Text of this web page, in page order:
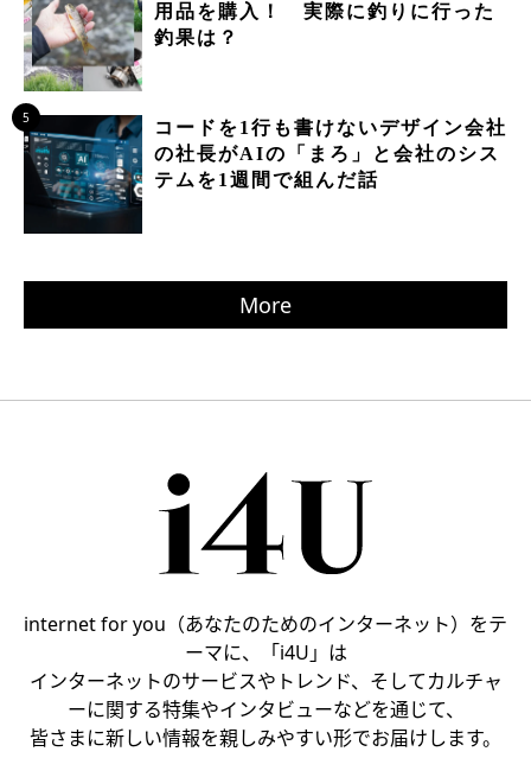
用品を購入！ 実際に釣りに行った
釣果は？
5
コードを1行も書けないデザイン会社
の社長がAIの「まろ」と会社のシス
テムを1週間で組んだ話
More
internet for you（あなたのためのインターネット）をテ
ーマに、「i4U」は
インターネットのサービスやトレンド、そしてカルチャ
ーに関する特集やインタビューなどを通じて、
皆さまに新しい情報を親しみやすい形でお届けします。